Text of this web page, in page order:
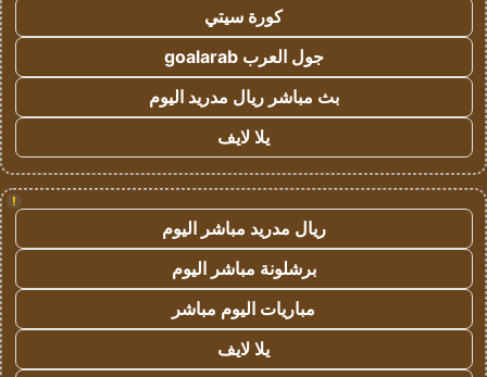
كورة سيتي
جول العرب goalarab
بث مباشر ريال مدريد اليوم
يلا لايف
!
ريال مدريد مباشر اليوم
برشلونة مباشر اليوم
مباريات اليوم مباشر
يلا لايف